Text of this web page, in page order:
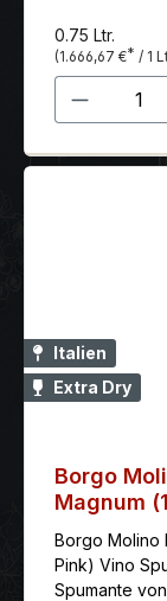
0.75 Ltr.
(1.666,67 €* / 1
Italien
Extra Dry
Borgo
Magnum
Borgo Molino
Pink) Vino
Spumante